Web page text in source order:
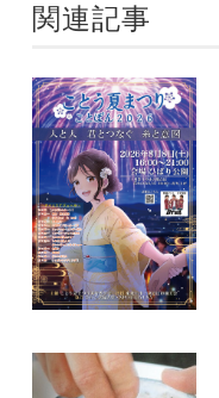
関連記事